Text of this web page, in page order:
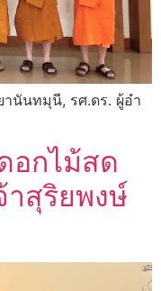
นันทมุนี, รศ.ดร. ผู้อำ
อกไม้สด
าสุริยพงษ์